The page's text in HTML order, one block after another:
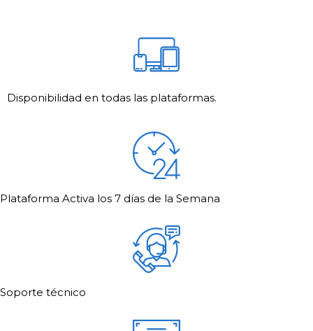
Disponibilidad en todas las plataformas.
Plataforma Activa los 7 días de la Semana
Soporte técnico